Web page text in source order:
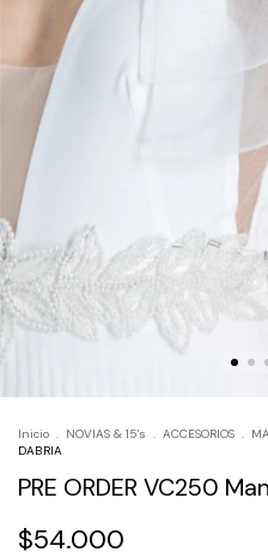
Inicio . NOVIAS & 15's . ACCESORIOS .
DABRIA
PRE ORDER VC250
$54.000